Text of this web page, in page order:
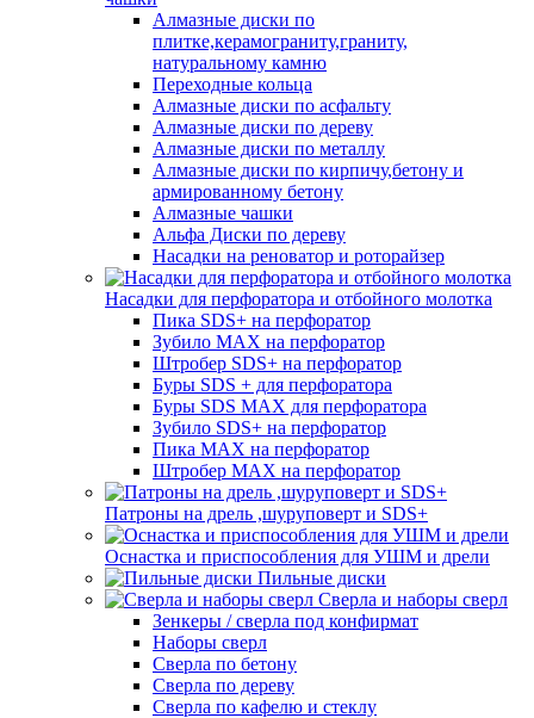
Алмазные диски по
плитке,керамограниту,граниту,
натуральному камню
Переходные кольца
Алмазные диски по асфальту
Алмазные диски по дереву
Алмазные диски по металлу
Алмазные диски по кирпичу,бетону и
армированному бетону
Алмазные чашки
Альфа Диски по дереву
Насадки на реноватор и роторайзер
Насадки для перфоратора и отбойного молотка
Пика SDS+ на перфоратор
Зубило MAX на перфоратор
Штробер SDS+ на перфоратор
Буры SDS + для перфоратора
Буры SDS MAX для перфоратора
Зубило SDS+ на перфоратор
Пика MAX на перфоратор
Штробер MAX на перфоратор
Патроны на дрель ,шуруповерт и SDS+
Оснастка и приспособления для УШМ и дрели
Пильные диски
Сверла и наборы сверл
Зенкеры / сверла под конфирмат
Наборы сверл
Сверла по бетону
Сверла по дереву
Сверла по кафелю и стеклу